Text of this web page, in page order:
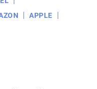
APPLE